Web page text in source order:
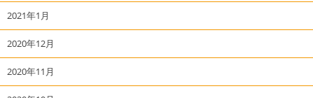
2021年1月
2020年12月
2020年11月